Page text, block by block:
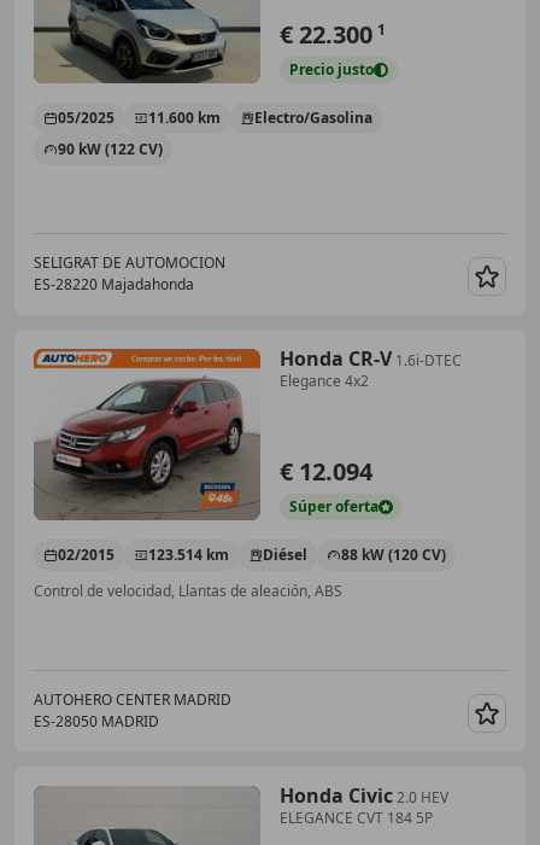
€ 22.300 1
Precio justo
05/2025 11.600 km
Electro/Gasolina
90 kW (122 CV)
SELIGRAT DE AUTOMOCION
ES-28220 Majadahonda
Honda CR-V 1.6i-DTEC
Elegance 4x2
€ 12.094
Súperoferta
02/2015 123.514 km Diésel
88 kW (120 CV)
Control de velocidad, Llantas de aleación, ABS
AUTOHERO CENTER MADRID
ES-28050 MADRID
Honda Civic2.0 HEV
ELEGANCE CVT 184 5P